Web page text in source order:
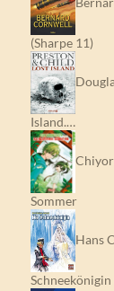
(Sharpe 11)
Island.…
Sommer
Hans